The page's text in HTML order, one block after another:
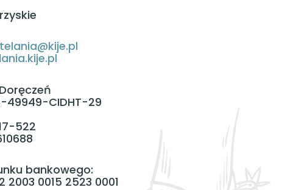
49949-CIDHT-29
522
bankowego:
2003 0015 2523 0001